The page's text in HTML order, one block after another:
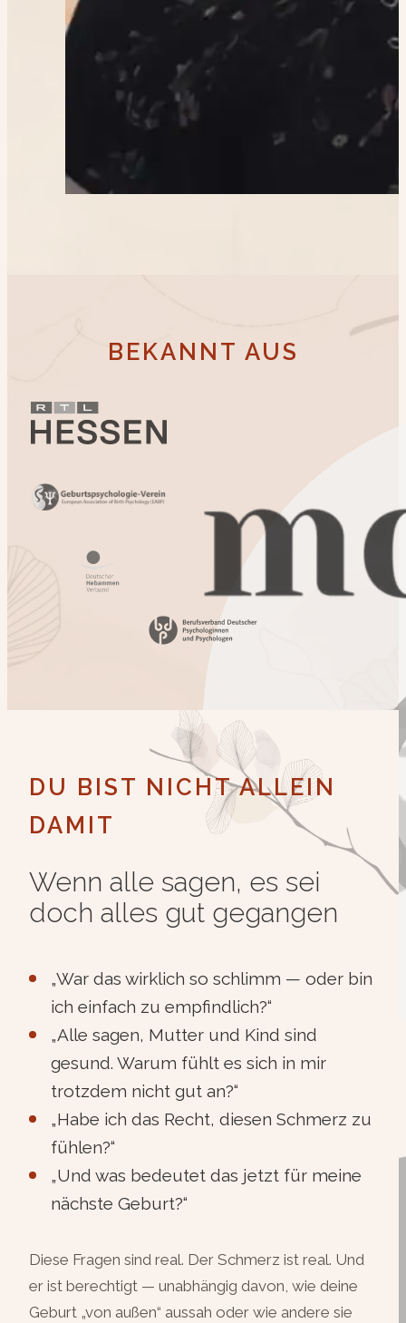
BEKANNT AUS
DU BIST NICHT ALLEIN
DAMIT
Wenn alle sagen, es sei
doch alles gut gegangen
„War das wirklich so schlimm — oder bin
ich einfach zu empfindlich?“
„Alle sagen, Mutter und Kind sind
gesund. Warum fühlt es sich in mir
trotzdem nicht gut an?“
„Habe ich das Recht, diesen Schmerz zu
fühlen?“
„Und was bedeutet das jetzt für meine
nächste Geburt?“
Diese Fragen sind real. Der Schmerz ist real. Und
er ist berechtigt — unabhängig davon, wie deine
Geburt „von außen“ aussah oder wie andere sie